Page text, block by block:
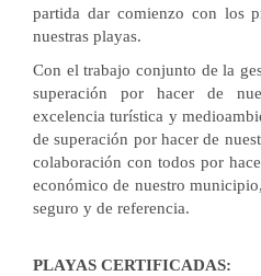
partida dar comienzo con los
nuestras playas.
Con el trabajo conjunto de la
superación por hacer de
excelencia turística y
de superación por hacer de
colaboración con todos por
económico de nuestro
seguro y de referencia.
PLAYAS CERTIFICADAS: